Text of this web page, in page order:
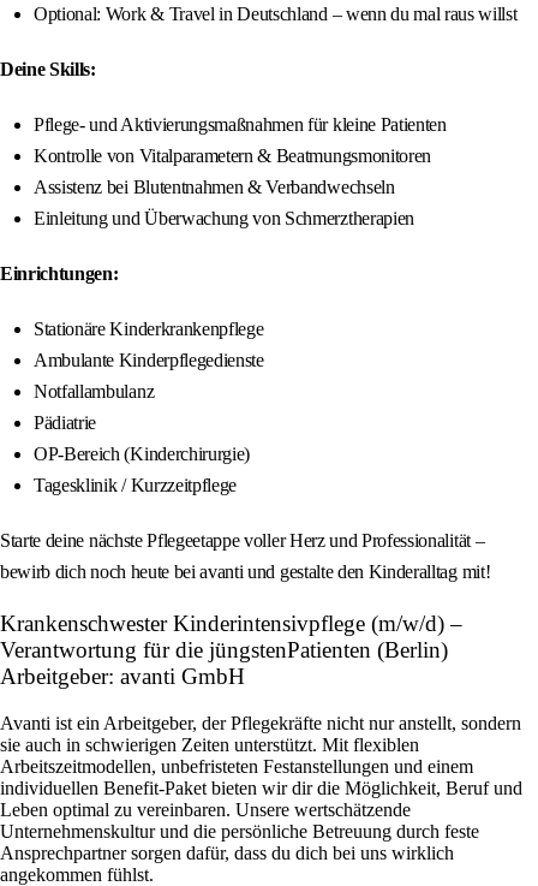
Optional: Work & Travel in Deutschland – wenn du mal raus willst
Deine Skills:
Pflege- und Aktivierungsmaßnahmen für kleine Patienten
Kontrolle von Vitalparametern & Beatmungsmonitoren
Assistenz bei Blutentnahmen & Verbandwechseln
Einleitung und Überwachung von Schmerztherapien
Einrichtungen:
Stationäre Kinderkrankenpflege
Ambulante Kinderpflegedienste
Notfallambulanz
Pädiatrie
OP-Bereich (Kinderchirurgie)
Tagesklinik / Kurzzeitpflege
Starte deine nächste Pflegeetappe voller Herz und Professionalität –
bewirb dich noch heute bei avanti und gestalte den Kinderalltag mit!
Krankenschwester Kinderintensivpflege (m/w/d) –
Verantwortung für die jüngstenPatienten (Berlin)
Arbeitgeber: avanti GmbH
Avanti ist ein Arbeitgeber, der Pflegekräfte nicht nur anstellt, sondern
sie auch in schwierigen Zeiten unterstützt. Mit flexiblen
Arbeitszeitmodellen, unbefristeten Festanstellungen und einem
individuellen Benefit-Paket bieten wir dir die Möglichkeit, Beruf und
Leben optimal zu vereinbaren. Unsere wertschätzende
Unternehmenskultur und die persönliche Betreuung durch feste
Ansprechpartner sorgen dafür, dass du dich bei uns wirklich
angekommen fühlst.